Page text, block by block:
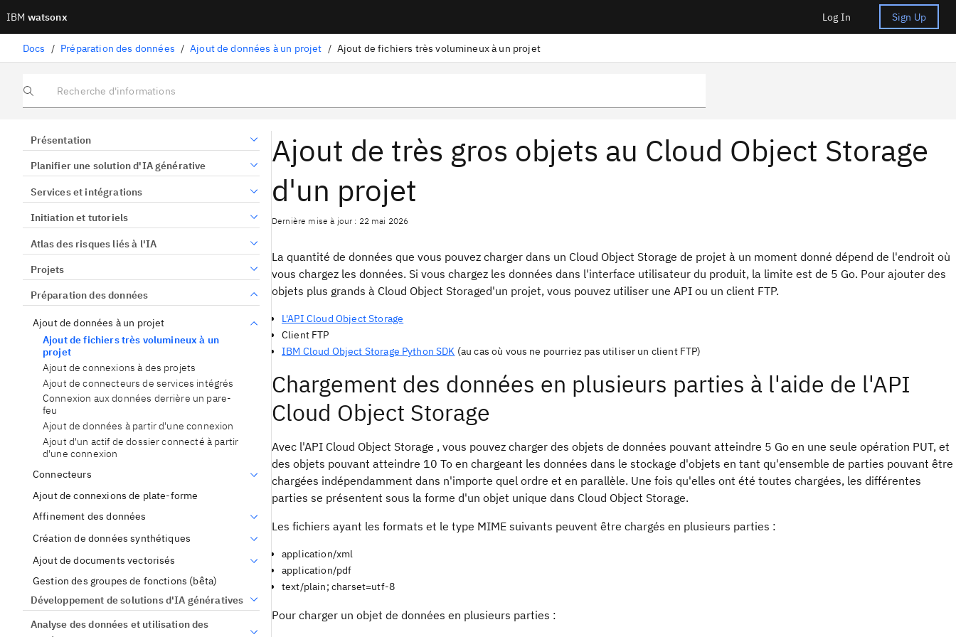
IBM watsonx Log In Sign Up
Docs / Préparation des données / Ajout de données à un projet / Ajout de fichiers très volumineux à un projet
Recherche d'informations
Présentation
Planifier une solution d'IA générative
Services et intégrations
Initiation et tutoriels
Atlas des risques liés à l'IA
Projets
Préparation des données
Ajout de données à un projet
Ajout de fichiers très volumineux à un
projet
Ajout de connexions à des projets
Ajout de connecteurs de services intégrés
Connexion aux données derrière un pare-
feu
Ajout de données à partir d'une connexion
Ajout d'un actif de dossier connecté à partir
d'une connexion
Connecteurs
Ajout de connexions de plate-forme
Affinement des données
Création de données synthétiques
Ajout de documents vectorisés
Gestion des groupes de fonctions (bêta)
Développement de solutions d'IA génératives
Analyse des données et utilisation des
Ajout de très gros objets au Cloud Object Storage
d'un projet
Dernière mise à jour : 22 mai 2026
La quantité de données que vous pouvez charger dans un Cloud Object Storage de projet à un moment donné dépend de l'endroit où
vous chargez les données. Si vous chargez les données dans l'interface utilisateur du produit, la limite est de 5 Go. Pour ajouter des
objets plus grands à Cloud Object Storaged'un projet, vous pouvez utiliser une API ou un client FTP.
L'API Cloud Object Storage
Client FTP
IBM Cloud Object Storage Python SDK (au cas où vous ne pourriez pas utiliser un client FTP)
Chargement des données en plusieurs parties à l'aide de l'API
Cloud Object Storage
Avec l'API Cloud Object Storage , vous pouvez charger des objets de données pouvant atteindre 5 Go en une seule opération PUT, et
des objets pouvant atteindre 10 To en chargeant les données dans le stockage d'objets en tant qu'ensemble de parties pouvant être
chargées indépendamment dans n'importe quel ordre et en parallèle. Une fois qu'elles ont été toutes chargées, les différentes
parties se présentent sous la forme d'un objet unique dans Cloud Object Storage.
Les fichiers ayant les formats et le type MIME suivants peuvent être chargés en plusieurs parties :
application/xml
application/pdf
text/plain; charset=utf-8
Pour charger un objet de données en plusieurs parties :